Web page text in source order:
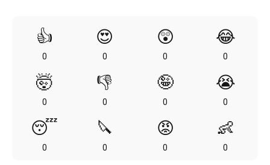
👍
0
😍
0
😲
0
😂
0
🤯
0
👎
0
🤪
0
😭
0
😴
0
🔪
0
😡
0
👶
0